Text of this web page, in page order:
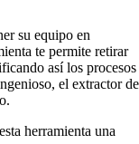
su equipo en
te permite retirar
así los procesos
el extractor de
herramienta una